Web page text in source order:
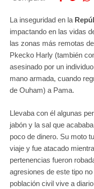
La inseguridad en la
impactando en las vidas
las zonas más remotas
Pkecko Harly (también
asesinado por un
mano armada, cuando
de Ouham) a Pama.
Llevaba con él algunas
jabón y la sal que
poco de dinero. Su moto
viaje y fue atacado
pertenencias fueron
agresiones de este tipo
población civil vive a